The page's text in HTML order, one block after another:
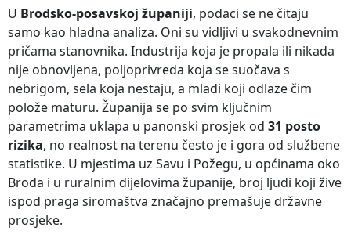
U Brodsko-posavskoj županiji, podaci se ne čitaju
samo kao hladna analiza. Oni su vidljivi u svakodnevnim
pričama stanovnika. Industrija koja je propala ili nikada
nije obnovljena, poljoprivreda koja se suočava s
nebrigom, sela koja nestaju, a mladi koji odlaze čim
polože maturu. Županija se po svim ključnim
parametrima uklapa u panonski prosjek od 31 posto
rizika, no realnost na terenu često je i gora od službene
statistike. U mjestima uz Savu i Požegu, u općinama oko
Broda i u ruralnim dijelovima županije, broj ljudi koji žive
ispod praga siromaštva značajno premašuje državne
prosjeke.